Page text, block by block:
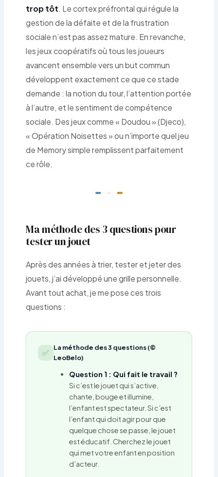
trop tôt. Le cortex préfrontal qui régule la
gestion de la défaite et de la frustration
sociale n’est pas assez mature. En revanche,
les jeux coopératifs où tous les joueurs
avancent ensemble vers un but commun
développent exactement ce que ce stade
demande : la notion du tour, l’attention portée
à l’autre, et le sentiment de compétence
sociale. Des jeux comme « Doudou » (Djeco),
« Opération Noisettes » ou n’importe quel jeu
de Memory simple remplissent parfaitement
ce rôle.
Ma méthode des 3 questions pour
tester un jouet
Après des années à trier, tester et jeter des
jouets, j’ai développé une grille personnelle.
Avant tout achat, je me pose ces trois
questions :
✅
La méthode des 3 questions (©
LeoBelo)
Question 1 : Qui fait le travail ?
Si c’est le jouet qui s’active,
chante, bouge et illumine,
l’enfant est spectateur. Si c’est
l’enfant qui doit agir pour que
quelque chose se passe, le jouet
est éducatif. Cherchez le jouet
qui met votre enfant en position
d’acteur.